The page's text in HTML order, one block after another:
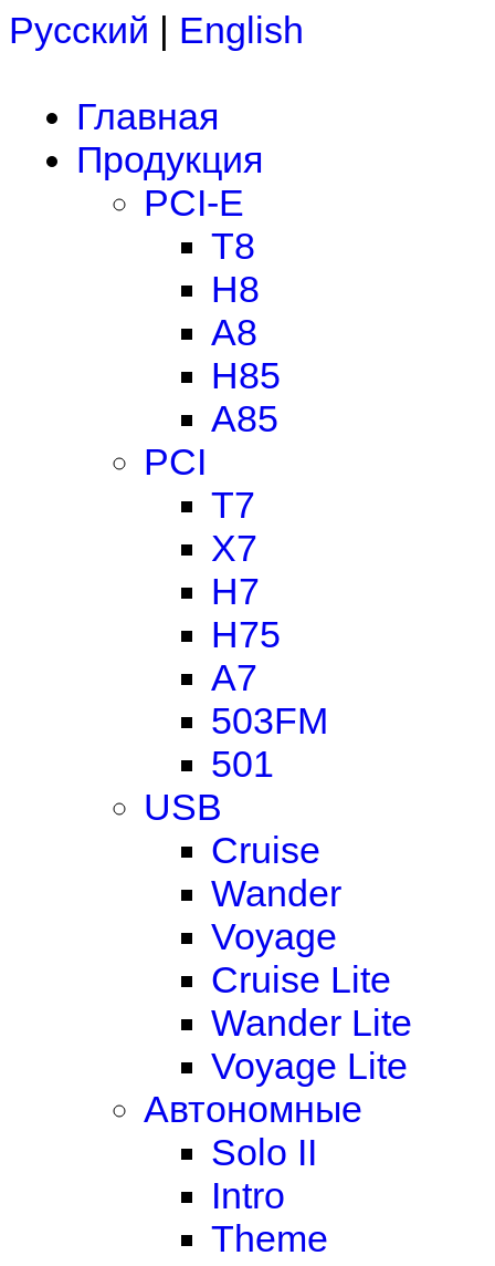
Русский | English
Главная
Продукция
PCI-E
T8
H8
A8
H85
A85
PCI
T7
X7
H7
H75
A7
503FM
501
USB
Cruise
Wander
Voyage
Cruise Lite
Wander Lite
Voyage Lite
Автономные
Solo II
Intro
Theme